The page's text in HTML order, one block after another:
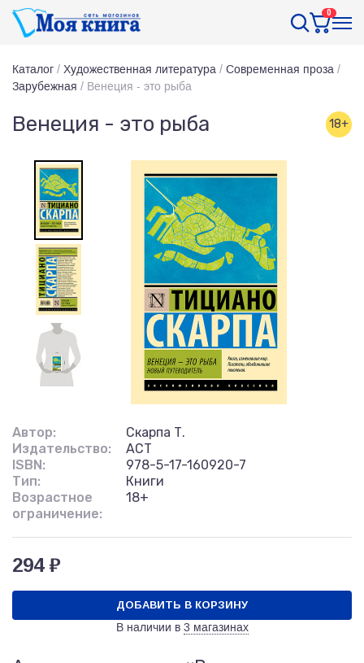
0
Каталог / Художественная литература / Современная проза /
Зарубежная / Венеция - это рыба
Венеция - это рыба 18+
Автор:
Скарпа Т.
Издательство:
АСТ
ISBN:
978-5-17-160920-7
Тип:
Книги
Возрастное
ограничение:
18+
294 ₽
ДОБАВИТЬ В КОРЗИНУ
В наличии в 3 магазинах